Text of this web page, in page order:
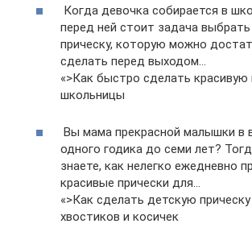
Когда девочка собирается в
перед ней стоит задача
прическу, которую можно
сделать перед выходом…
«>Как быстро сделать красивую
школьницы
Вы мама прекрасной малышки в
одного годика до семи лет?
знаете, как нелегко ежедневно
красивые прически для…
«>Как сделать детскую
хвостиков и косичек